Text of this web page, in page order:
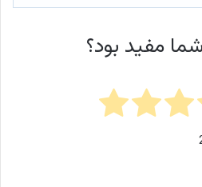
مفید بود؟